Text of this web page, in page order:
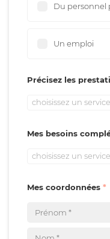
Du personnel
Un emploi
Précisez les
choisissez un service
Mes besoins
choisissez un service
Mes coordonnées